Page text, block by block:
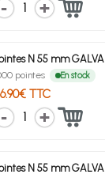
1
N 55 mm GALVA
pointes En stock
TTC
1
N 55 mm GALVA